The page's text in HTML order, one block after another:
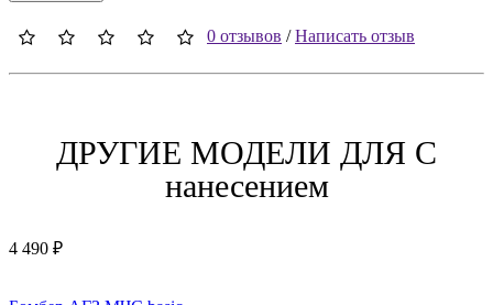
0 отзывов /Написать отзыв
ДРУГИЕ МОДЕЛИ ДЛЯ C
нанесением
4 490 ₽